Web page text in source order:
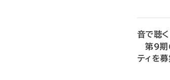
音で聴
第9期
ティを